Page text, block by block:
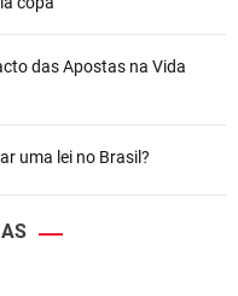
das Apostas na Vida
uma lei no Brasil?